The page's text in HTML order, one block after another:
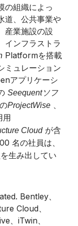
の組織によっ
道、公共事業や
産業施設の設
インフラストラ
Platformを搭載
ミュレーション
アプリケーシ
Seequentソフ
ProjectWise
用
Cloudが含
名の社員は、
生み出してい
Bentley、
Cloud、
、iTwin、